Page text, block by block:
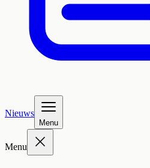
Nieuws
Menu
Menu